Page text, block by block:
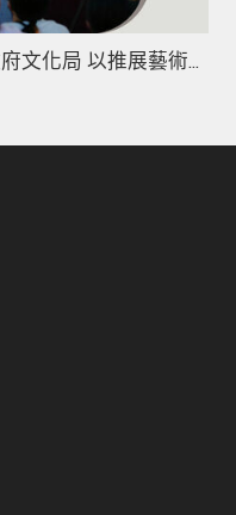
文化局 以推展藝術
子心中